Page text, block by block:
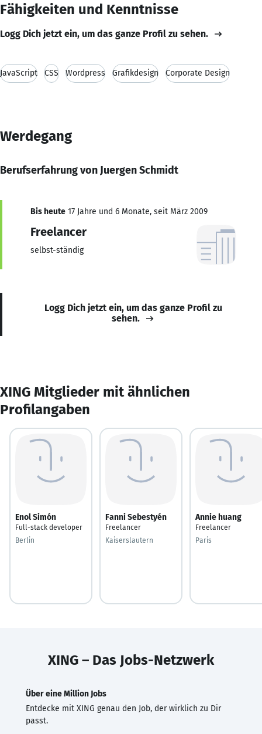
Fähigkeiten und Kenntnisse
Logg Dich jetzt ein, um das ganze Profil zu sehen.
JavaScript CSS Wordpress Grafikdesign Corporate Design
Werdegang
Berufserfahrung von Juergen Schmidt
Bis heute 17 Jahre und 6 Monate, seit März 2009
Freelancer
selbst-ständig
Logg Dich jetzt ein, um das ganze Profil zu
sehen.
XING Mitglieder mit ähnlichen
Profilangaben
Enol Simón
Full-stack developer
Berlin
Fanni Sebestyén
Freelancer
Kaiserslautern
Annie huang
Freelancer
Paris
XING – Das Jobs-Netzwerk
Über eine Million Jobs
Entdecke mit XING genau den Job, der wirklich zu Dir
passt.